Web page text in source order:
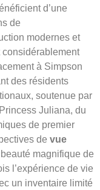
d’une
de
modernes et
considérablement
à Simpson
des résidents
soutenue par
Juliana, du
de premier
de vue
magnifique de
l’expérience de vie
un inventaire limité